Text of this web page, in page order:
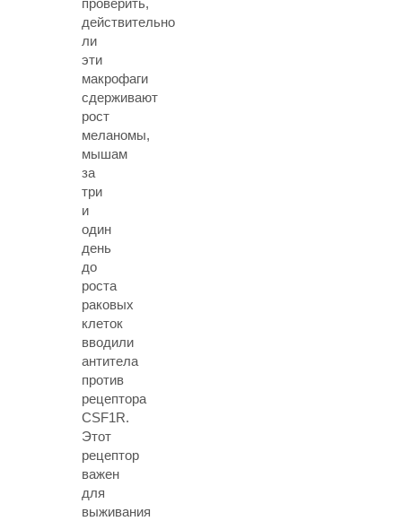
проверить,
действительно
ли
эти
макрофаги
сдерживают
рост
меланомы,
мышам
за
три
и
один
день
до
роста
раковых
клеток
вводили
антитела
против
рецептора
CSF1R.
Этот
рецептор
важен
для
выживания